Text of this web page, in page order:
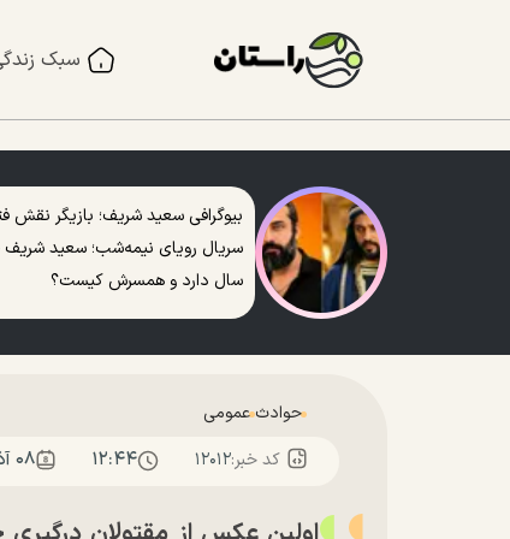
سبک
بیوگرافی سعید شریف؛ بازیگر نقش
سریال رویای نیمه‌شب؛ سعید
سال دارد و همسرش کیست؟
حوادث عمومی
کد خبر:۱۲۰۱۲ ۱۲:۴۴ ۰۸ آذر ۱۴۰۴